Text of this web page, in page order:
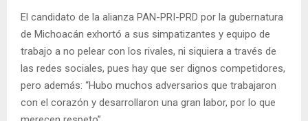
El candidato de la alianza PAN-PRI-PRD por la gubernatura
de Michoacán exhortó a sus simpatizantes y equipo de
trabajo a no pelear con los rivales, ni siquiera a través de
las redes sociales, pues hay que ser dignos competidores,
pero además: “Hubo muchos adversarios que trabajaron
con el corazón y desarrollaron una gran labor, por lo que